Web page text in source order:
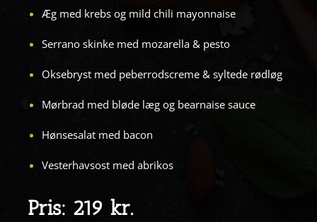
Æg med krebs og mild chili mayonnaise
Serrano skinke med mozarella & pesto
Oksebryst med peberrodscreme & syltede rødløg
Mørbrad med bløde læg og bearnaise sauce
Hønsesalat med bacon
Vesterhavsost med abrikos
Pris: 219 kr.